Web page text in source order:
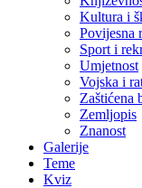
Kultura i
Povijesna
Sport i
Umjetnost
Vojska i
Zaštićena
Zemljopis
Znanost
Galerije
Teme
Kviz